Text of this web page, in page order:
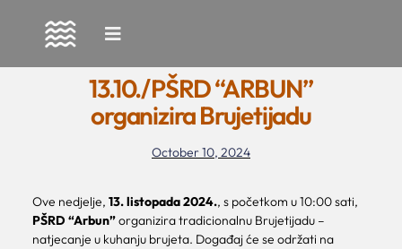
to
13.10./PŠRD “ARBUN”
organizira Brujetijadu
October 10, 2024
Ove nedjelje, 13. listopada 2024., s početkom u 10:00 sati,
PŠRD “Arbun”organizira tradicionalnu Brujetijadu –
natjecanje u kuhanju brujeta. Događaj će se održati na